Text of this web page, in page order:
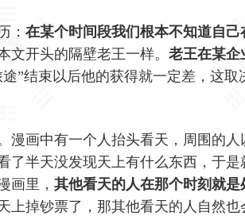
： 在某个时间段我们根本不知道自己
文开头的隔壁老王一样。 老王在某企
”结束以后他的获得就一定差，这
漫画中有一个人抬头看天，周围的
了半天没发现天上有什么东西，于
画里， 其他看天的人在那个时刻就是
掉钞票了，那其他看天的人自然也